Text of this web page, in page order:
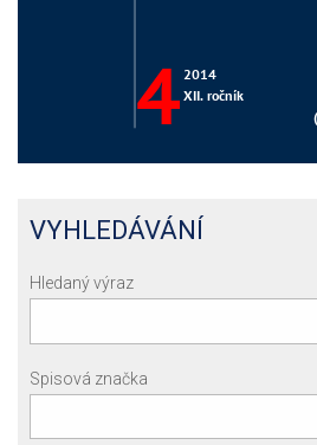
VYHLEDÁVÁNÍ
Hledaný výraz
Spisová značka